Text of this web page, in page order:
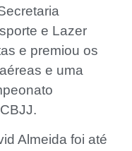
e Lazer
e premiou os
e uma
Almeida foi até